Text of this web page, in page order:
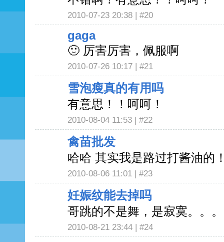
2010-07-23 20:38 | #20
gaga
🙂 厉害厉害，佩服啊
2010-07-26 10:17 | #21
雪泡瘦真的有用吗
有意思！！呵呵！
2010-08-04 11:53 | #22
禽苗批发
哈哈 其实我是路过打酱油的
2010-08-06 11:01 | #23
妊娠纹能去掉吗
哥跳的不是舞，是寂寞。。
2010-08-21 23:44 | #24